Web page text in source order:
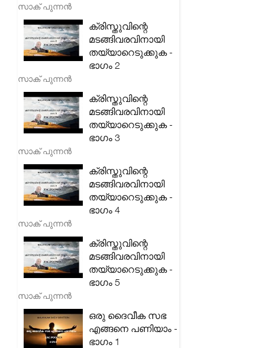
സാക് പുന്നൻ
ക്രിസ്തുവിന്റെ
മടങ്ങിവരവിനായി
തയ്യാറെടുക്കുക -
ഭാഗം 2
സാക് പുന്നൻ
ക്രിസ്തുവിന്റെ
മടങ്ങിവരവിനായി
തയ്യാറെടുക്കുക -
ഭാഗം 3
സാക് പുന്നൻ
ക്രിസ്തുവിന്റെ
മടങ്ങിവരവിനായി
തയ്യാറെടുക്കുക -
ഭാഗം 4
സാക് പുന്നൻ
ക്രിസ്തുവിന്റെ
മടങ്ങിവരവിനായി
തയ്യാറെടുക്കുക -
ഭാഗം 5
സാക് പുന്നൻ
ഒരു ദൈവീക സഭ
എങ്ങനെ പണിയാം -
ഭാഗം 1